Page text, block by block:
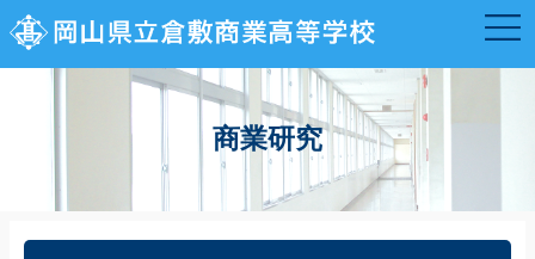
商業研究